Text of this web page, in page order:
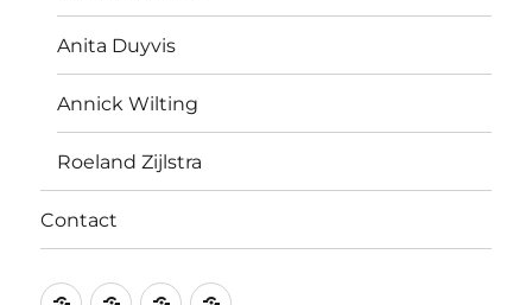
Anita Duyvis
Annick Wilting
Roeland Zijlstra
Contact
JOP WerkAnderenContact